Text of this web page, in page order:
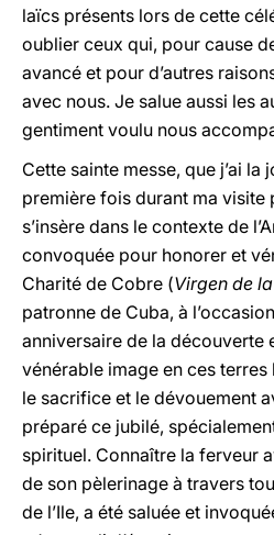
laïcs présents lors de cette
oublier ceux qui, pour cause
avancé et pour d’autres
avec nous. Je salue aussi les
gentiment voulu nous
Cette sainte messe, que j’ai
première fois durant ma visite
s’insère dans le contexte de
convoquée pour honorer et
Charité de Cobre (Virgen de
patronne de Cuba, à
anniversaire de la découverte
vénérable image en ces terres
le sacrifice et le dévouement
préparé ce jubilé,
spirituel. Connaître la ferveur
de son pèlerinage à travers
de l’Ile, a été saluée et